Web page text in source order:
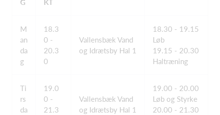
M
an
da
g
18.3
0 -
20.3
0
Vallensbæk Vand
og Idrætsby Hal 1
18.30 - 19.15
Løb
19.15 - 20.30
Haltræning
Ti
rs
da
19.0
0 -
21.3
Vallensbæk Vand
og Idrætsby Hal 1
19.00 - 20.00
Løb og Styrke
20.00 - 21.30